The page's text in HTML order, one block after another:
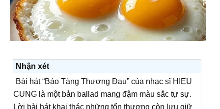
Nhận xét
Bài hát “Bảo Tàng Thương Đau” của nhạc sĩ HIEU
CUNG là một bản ballad mang đậm màu sắc tự sự.
Lời bài hát khai thác những tổn thương còn lưu giữ